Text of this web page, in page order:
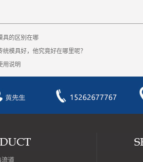
具的区别在哪
模具好，他究竟好在哪里呢？
用说明
流道